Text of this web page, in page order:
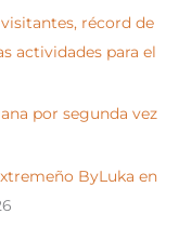
récord de
actividades para el
por segunda vez
ByLuka en